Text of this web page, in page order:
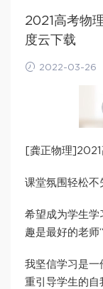
2021高考物
度云下载
2022-03-26
[龚正物理
课堂氛围轻松不
希望成为学生学
趣是最好的老师“
我坚信学习是一
重引导学生的自